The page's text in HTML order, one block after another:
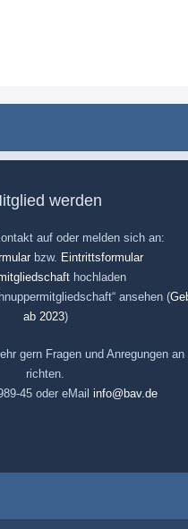
werden
auf oder melden sich an:
bzw. Eintrittsformular
hochladen
ansehen (
ab 2023)
gern Fragen und Anregungen an
richten.
45 oder eMail info@bav.de